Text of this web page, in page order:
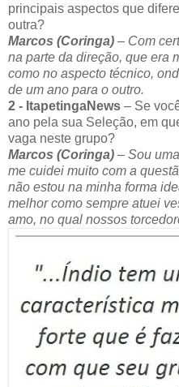
principais aspectos que
outra?
Marcos (Coringa) – Com
na parte da direção, que era
como no aspecto técnico,
de um ano para o outro.
2 - ItapetingaNews – Se
ano pela sua Seleção, em
vaga neste grupo?
Marcos (Coringa) – Sou
me cuidei muito com a
não estou na minha forma
melhor como sempre atuei
amo, no qual nossos